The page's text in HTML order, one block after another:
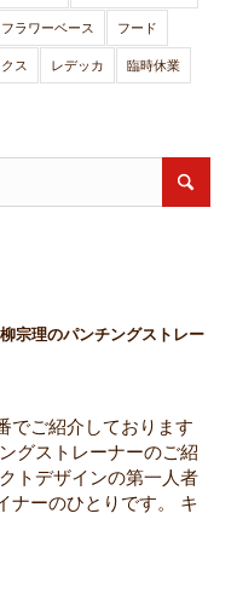
フラワーベース フード
ス レデッカ 臨時休業
宗理のパンチングストレー
でご紹介しております
グストレーナーのご紹
トデザインの第一人者
ナーのひとりです。 キ